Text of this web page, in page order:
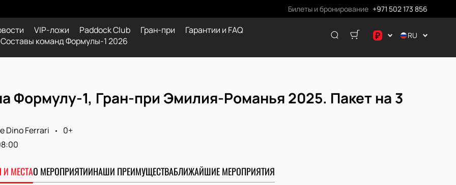
Билеты и бронирование +971 502 173 856
VIP-ложи Paddock Club Гран-при
Гарантии и FAQ
Составы команд Формулы-1 2026
₽
.د.ب
€
RU
Формулу-1, Гран-при Эмилия-Романья 2025. Пакет на 3
Dino Ferrari
0+
МЕСТАО МЕРОПРИЯТИИНАШИ ПРЕИМУЩЕСТВАБЛИЖАЙШИЕ МЕРОПРИЯТИЯ